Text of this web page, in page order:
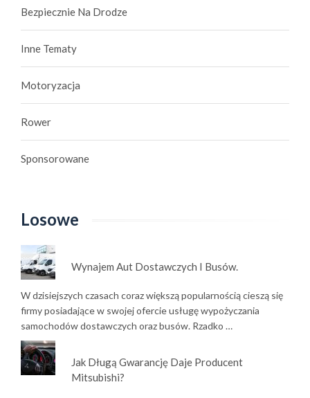
Bezpiecznie Na Drodze
Inne Tematy
Motoryzacja
Rower
Sponsorowane
Losowe
Wynajem Aut Dostawczych I Busów.
W dzisiejszych czasach coraz większą popularnością cieszą się
firmy posiadające w swojej ofercie usługę wypożyczania
samochodów dostawczych oraz busów. Rzadko …
Jak Długą Gwarancję Daje Producent
Mitsubishi?